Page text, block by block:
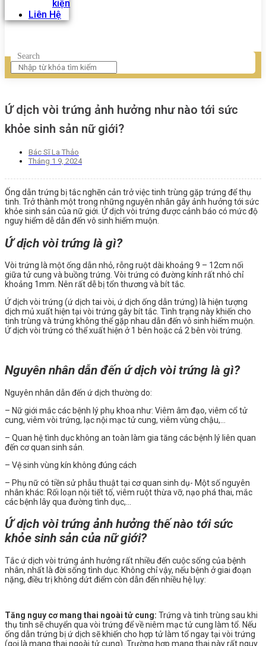
kiện
Liên Hệ
Search
Ứ dịch vòi trứng ảnh hưởng như nào tới sức
khỏe sinh sản nữ giới?
Bác Sĩ La Thảo
Tháng 1 9, 2024
Ống dẫn trứng bị tắc nghẽn cản trở việc tinh trùng gặp trứng để thụ
tinh. Trở thành một trong những nguyên nhân gây ảnh hưởng tới sức
khỏe sinh sản của nữ giới. Ứ dịch vòi trứng được cảnh báo có mức độ
nguy hiểm dễ dẫn đến vô sinh hiếm muộn.
Ứ dịch vòi trứng là gì?
Vòi trứng là một ống dẫn nhỏ, rỗng ruột dài khoảng 9 – 12cm nối
giữa tử cung và buồng trứng. Vòi trứng có đường kính rất nhỏ chỉ
khoảng 1mm. Nên rất dễ bị tổn thương và bít tắc.
Ứ dịch vòi trứng (ứ dịch tai vòi, ứ dịch ống dẫn trứng) là hiện tượng
dịch mủ xuất hiện tại vòi trứng gây bít tắc. Tình trạng này khiến cho
tinh trùng và trứng không thể gặp nhau dẫn đến vô sinh hiếm muộn.
Ứ dịch vòi trứng có thể xuất hiện ở 1 bên hoặc cả 2 bên vòi trứng.
Nguyên nhân dẫn đến ứ dịch vòi trứng là gì?
Nguyên nhân dẫn đến ứ dịch thường do:
– Nữ giới mắc các bệnh lý phụ khoa như: Viêm âm đạo, viêm cổ tử
cung, viêm vòi trứng, lạc nội mạc tử cung, viêm vùng chậu,…
– Quan hệ tình dục không an toàn làm gia tăng các bệnh lý liên quan
đến cơ quan sinh sản.
– Vệ sinh vùng kín không đúng cách
– Phụ nữ có tiền sử phẫu thuật tại cơ quan sinh dụ- Một số nguyên
nhân khác: Rối loạn nội tiết tố, viêm ruột thừa vỡ, nạo phá thai, mắc
các bệnh lây qua đường tình dục,…
Ứ dịch vòi trứng ảnh hưởng thế nào tới sức
khỏe sinh sản của nữ giới?
Tắc ứ dịch vòi trứng ảnh hưởng rất nhiều đến cuộc sống của bệnh
nhân, nhất là đời sống tình dục. Không chỉ vậy, nếu bệnh ở giai đoạn
nặng, điều trị không dứt điểm còn dẫn đến nhiều hệ lụy:
Tăng nguy cơ mang thai ngoài tử cung: Trứng và tinh trùng sau khi
thụ tinh sẽ chuyển qua vòi trứng để về niêm mạc tử cung làm tổ. Nếu
ống dẫn trứng bị ứ dịch sẽ khiến cho hợp tử làm tổ ngay tại vòi trứng
(gọi là mang thai ngoài tử cung). Trường hợp mang thai này rất nguy